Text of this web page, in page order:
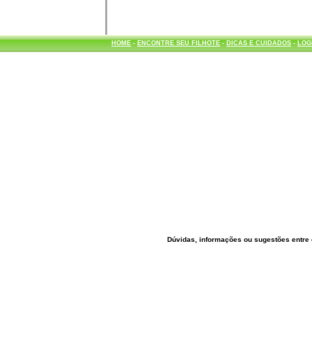
HOME- ENCONTRE SEU FILHOTE- DICAS E CUIDADOS-
Dúvidas, informações ou sugestões